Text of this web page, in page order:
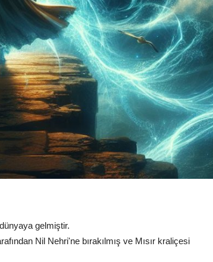
gelmiştir.
Nil Nehri'ne bırakılmış ve Mısır kraliçesi